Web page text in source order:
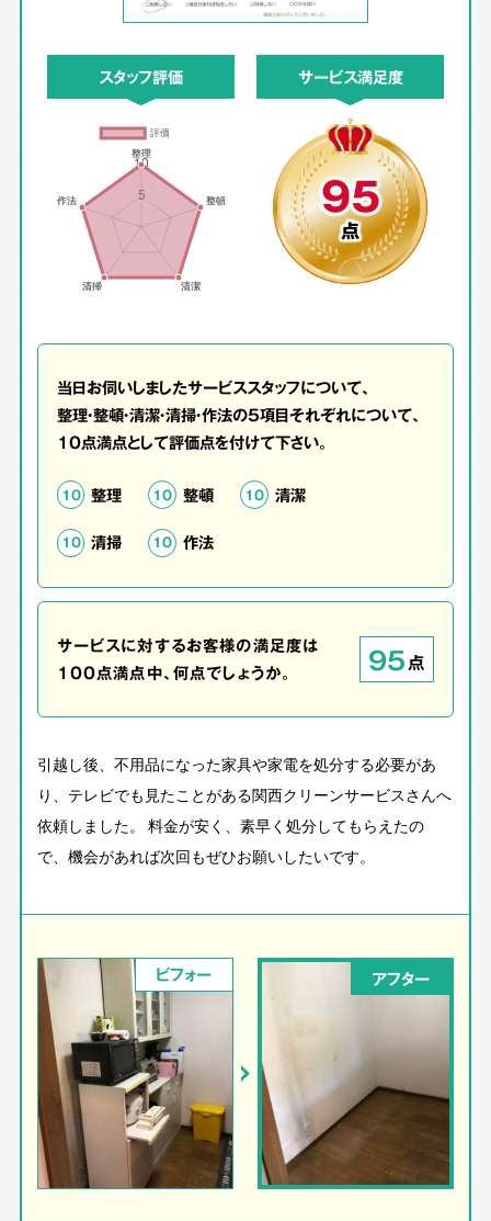
スタッフ評価 サービス満足度
95
点
当日お伺いしましたサービススタッフについて、
整理・整頓・清潔・清掃・作法の5項目それぞれについて、
10点満点として評価点を付けて下さい。
10 整理 10 整頓 10 清潔
10 清掃 10 作法
サービスに対するお客様の満足度は
100点満点中、何点でしょうか。
95点
引越し後、不用品になった家具や家電を処分する必要があ
り、テレビでも見たことがある関西クリーンサービスさんへ
依頼しました。 料金が安く、素早く処分してもらえたの
で、機会があれば次回もぜひお願いしたいです。
ビフォー アフター